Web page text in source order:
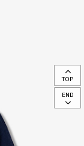
TOP
END